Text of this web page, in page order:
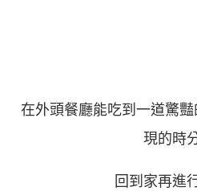
在外頭餐廳能吃到一道驚
現的時
回到家再進